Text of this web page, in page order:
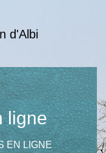
ligne
EN LIGNE